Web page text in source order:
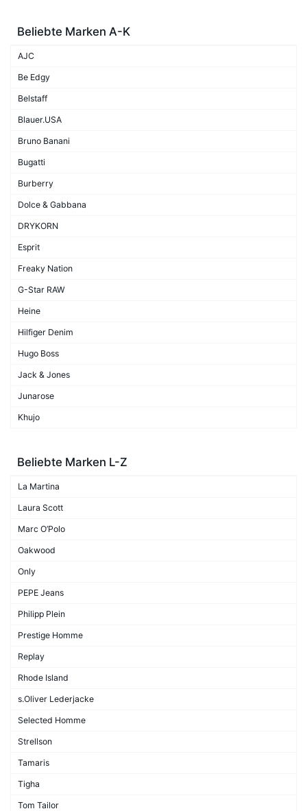
Beliebte Marken A-K
AJC
Be Edgy
Belstaff
Blauer.USA
Bruno Banani
Bugatti
Burberry
Dolce & Gabbana
DRYKORN
Esprit
Freaky Nation
G-Star RAW
Heine
Hilfiger Denim
Hugo Boss
Jack & Jones
Junarose
Khujo
Beliebte Marken L-Z
La Martina
Laura Scott
Marc O’Polo
Oakwood
Only
PEPE Jeans
Philipp Plein
Prestige Homme
Replay
Rhode Island
s.Oliver Lederjacke
Selected Homme
Strellson
Tamaris
Tigha
Tom Tailor